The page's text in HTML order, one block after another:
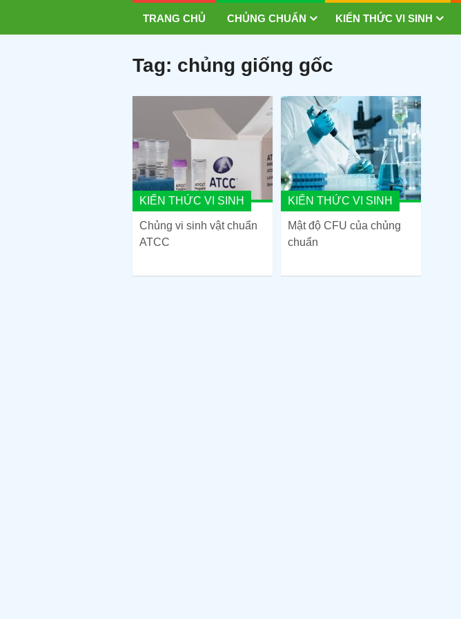
TRANG CHỦ CHỦNG CHUẨN KIẾN THỨC VI SINH
Tag: chủng giống gốc
KIẾN THỨC VI SINH
Chủng vi sinh vật chuẩn
ATCC
KIẾN THỨC VI SINH
Mật độ CFU của chủng
chuẩn